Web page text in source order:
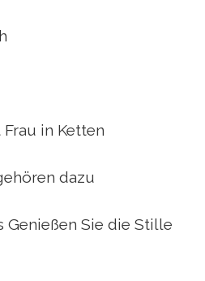
in Ketten
dazu
Genießen Sie die Stille